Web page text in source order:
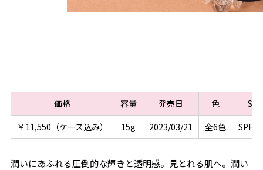
価格 容量 発売日 色
￥11,550（ケース込み）
15g 2023/03/21 全6色
潤いにあふれる圧倒的な輝きと透明感。見とれる肌へ。潤い